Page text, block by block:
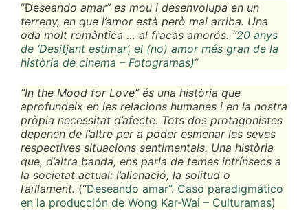
“Deseando amar” es mou i desenvolupa en un
terreny, en que l’amor està però mai arriba. Una
oda molt romàntica … al fracàs amorós. “20 anys
de ‘Desitjant estimar’, el (no) amor més gran de la
història de cinema – Fotogramas)“
“In the Mood for Love” és una història que
aprofundeix en les relacions humanes i en la nostra
pròpia necessitat d’afecte. Tots dos protagonistes
depenen de l’altre per a poder esmenar les seves
respectives situacions sentimentals. Una història
que, d’altra banda, ens parla de temes intrínsecs a
la societat actual: l’alienació, la solitud o
l’aïllament. (“Deseando amar”. Caso paradigmático
en la producción de Wong Kar-Wai – Culturamas)